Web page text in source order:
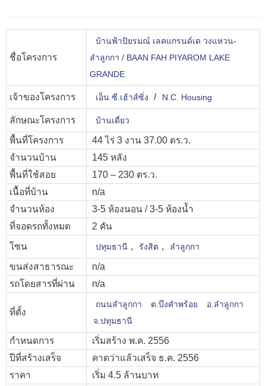
ชื่อโครงการ
บ้านฟ้าปิยรมณ์ เลคแกรนด์เด วงแหวน-
ลำลูกกา / BAAN FAH PIYAROM LAKE
GRANDE
เจ้าของโครงการ เอ็น.ซี.เฮ้าส์ซิ่ง / N.C. Housing
ลักษณะโครงการ บ้านเดี่ยว
พื้นที่โครงการ
44 ไร่ 3 งาน 37.00 ตร.ว.
จำนวนบ้าน
145 หลัง
พื้นที่ใช้สอย
170 – 230 ตร.ว.
เนื้อที่บ้าน
n/a
จำนวนห้อง
3-5 ห้องนอน / 3-5 ห้องน้ำ
ที่จอดรถทั้งหมด
2 คัน
โซน
ปทุมธานี , รังสิต , ลำลูกกา
ขนส่งสาธารณะ
n/a
รถโดยสารที่ผ่าน
n/a
ที่ตั้ง
ถนนลำลูกกา ต.บึงคำพร้อย
อ.ลำลูกกา
จ.ปทุมธานี
กำหนดการ
เริ่มสร้าง พ.ค. 2556
ปีที่สร้างเสร็จ
คาดว่าแล้วเสร็จ ธ.ค. 2556
ราคา
เริ่ม 4.5 ล้านบาท